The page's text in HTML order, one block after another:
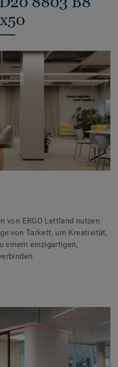
von ERGO Lettland nutzen
von Tarkett, um Kreativität,
einem einzigartigen,